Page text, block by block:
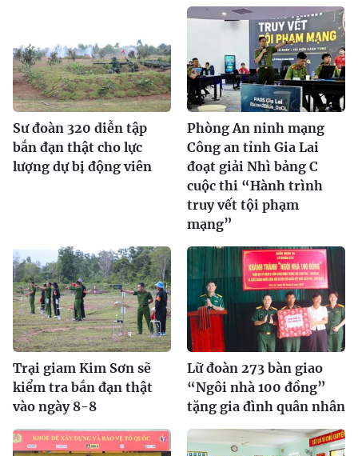
Sư đoàn 320 diễn tập
bắn đạn thật cho lực
lượng dự bị động viên
Phòng An ninh mạng
Công an tỉnh Gia Lai
đoạt giải Nhì bảng C
cuộc thi “Hành trình
truy vết tội phạm
mạng”
Trại giam Kim Sơn sẽ
kiểm tra bắn đạn thật
vào ngày 8-8
Lữ đoàn 273 bàn giao
“Ngôi nhà 100 đồng”
tặng gia đình quân nhân